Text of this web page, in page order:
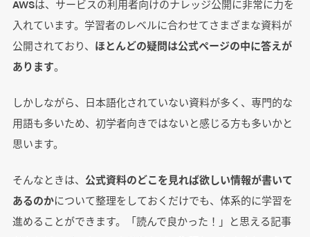
AWSは、サービスの利用者向けのナレッジ公開に非常に力を
入れています。学習者のレベルに合わせてさまざまな資料が
公開されており、 ほとんどの疑問は公式ページの中に答えが
あります。
しかしながら、日本語化されていない資料が多く、専門的な
用語も多いため、初学者向きではないと感じる方も多いかと
思います。
そんなときは、 公式資料のどこを見れば欲しい情報が書いて
あるのかについて整理をしておくだけでも、体系的に学習を
進めることができます。「読んで良かった！」と思える記事